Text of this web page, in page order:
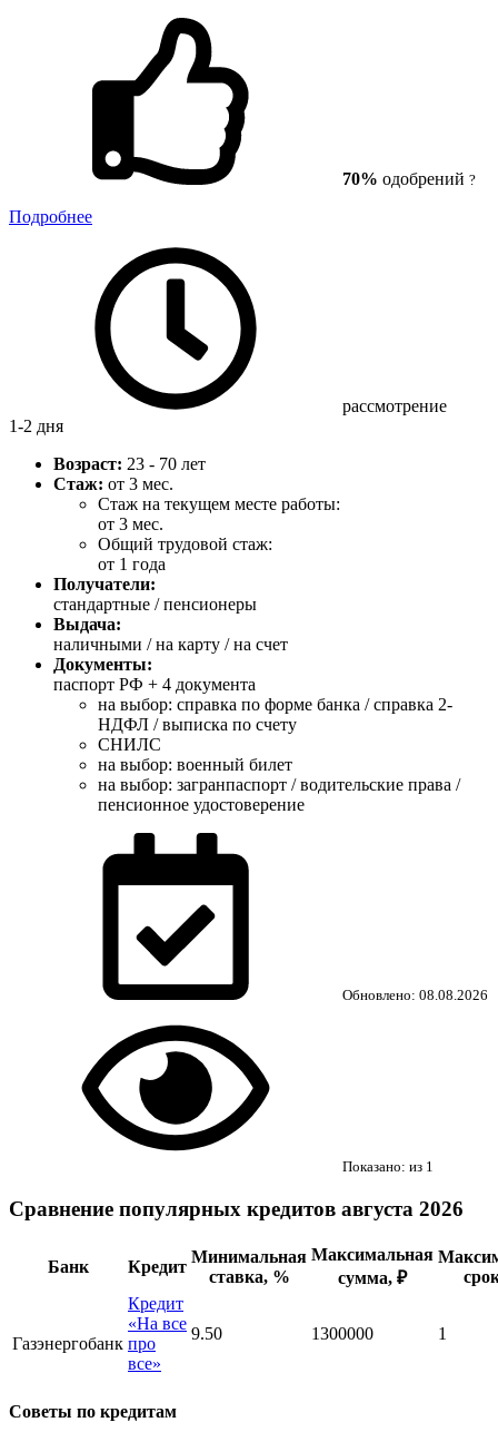
70% одобрений ?
Подробнее
рассмотрение
1-2 дня
Возраст: 23 - 70 лет
Стаж: от 3 мес.
Стаж на текущем месте работы:
от 3 мес.
Общий трудовой стаж:
от 1 года
Получатели:
стандартные / пенсионеры
Выдача:
наличными / на карту / на счет
Документы:
паспорт РФ + 4 документа
на выбор: справка по форме банка / справка 2-
НДФЛ / выписка по счету
СНИЛС
на выбор: военный билет
на выбор: загранпаспорт / водительские права /
пенсионное удостоверение
Обновлено: 08.08.2026
Показано: из 1
Сравнение популярных кредитов августа 2026
Банк Кредит
Минимальная
ставка, %
Максимальная
сумма, ₽
Газэнергобанк
Кредит
«На все
про
все»
9.50 1300000 1
Советы по кредитам